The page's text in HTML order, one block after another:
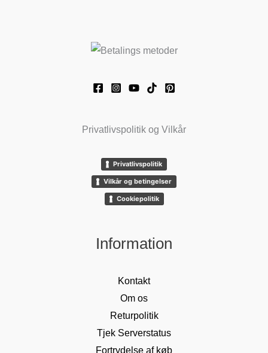
Privatlivspolitik og Vilkår
Privatlivspolitik
Vilkår og betingelser
Cookiepolitik
Information
Kontakt
Om os
Returpolitik
Tjek Serverstatus
Fortrydelse af køb